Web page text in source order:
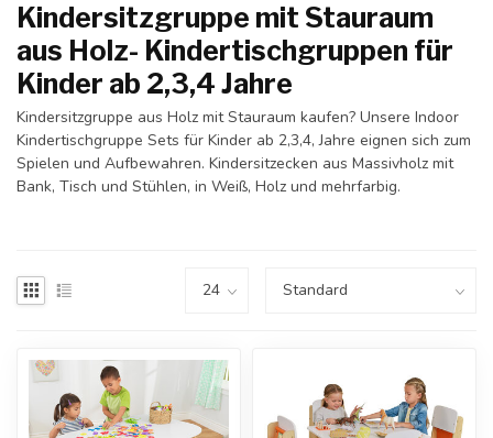
Kindersitzgruppe mit Stauraum
aus Holz- Kindertischgruppen für
Kinder ab 2,3,4 Jahre
Kindersitzgruppe aus Holz mit Stauraum kaufen? Unsere Indoor
Kindertischgruppe Sets für Kinder ab 2,3,4, Jahre eignen sich zum
Spielen und Aufbewahren. Kindersitzecken aus Massivholz mit
Bank, Tisch und Stühlen, in Weiß, Holz und mehrfarbig.